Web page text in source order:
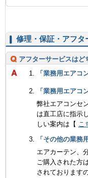
修理・保証・アフタ
アフターサービスはど
「業務用エアコ
「業務用エアコ
弊社エアコンセ
は直工店に指示
しい案内は【 こ
「その他の業務
エアカーテン、
ご購入された方
されております